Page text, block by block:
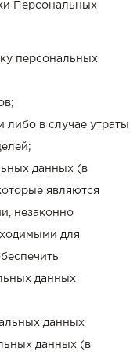
Персональных
персональных
либо в случае утраты
данных (в
являются
незаконно
для
данных
данных
данных (в